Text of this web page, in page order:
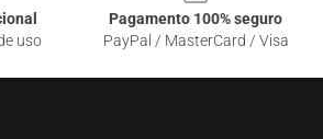
uso
Pagamento 100% seguro
PayPal / MasterCard / Visa